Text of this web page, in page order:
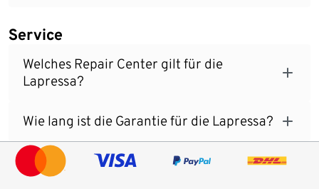
Service
Welches Repair Center gilt für die
Lapressa?
Wie lang ist die Garantie für die Lapressa?